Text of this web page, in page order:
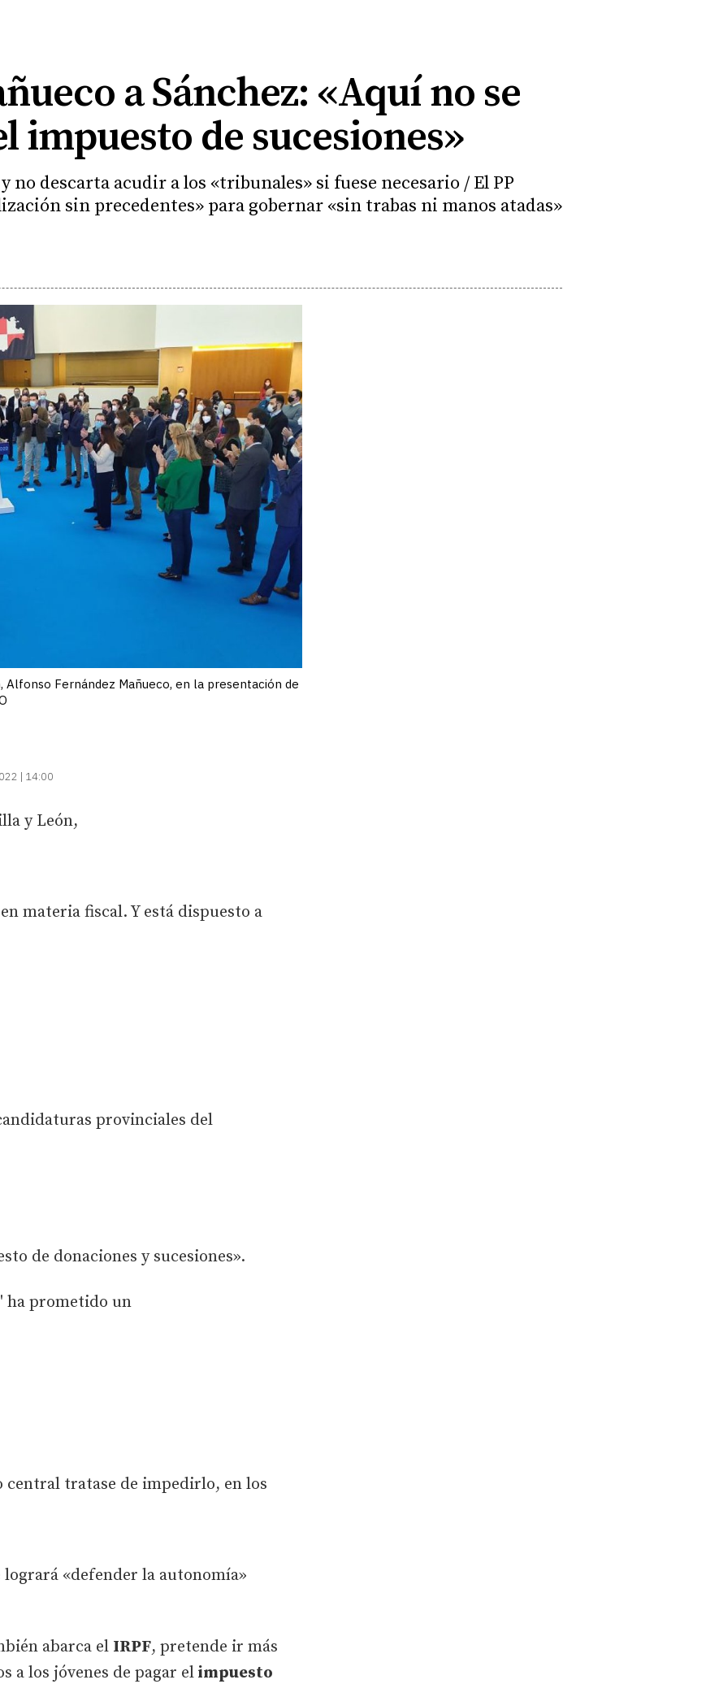
a Sánchez: «Aquí no se
impuesto de sucesiones»
no descarta acudir a los «tribunales» si fuese necesario / El PP
sin precedentes» para gobernar «sin trabas ni manos atadas»
Alfonso Fernández Mañueco, en la presentación de
| 14:00
y León,
materia fiscal. Y está dispuesto a
provinciales del
de donaciones y sucesiones».
ha prometido un
tratase de impedirlo, en los
logrará «defender la autonomía»
abarca el IRPF, pretende ir más
a los jóvenes de pagar el impuesto